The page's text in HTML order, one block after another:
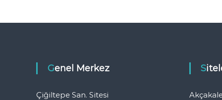
Genel Merkez
Çiğiltepe San. Sitesi